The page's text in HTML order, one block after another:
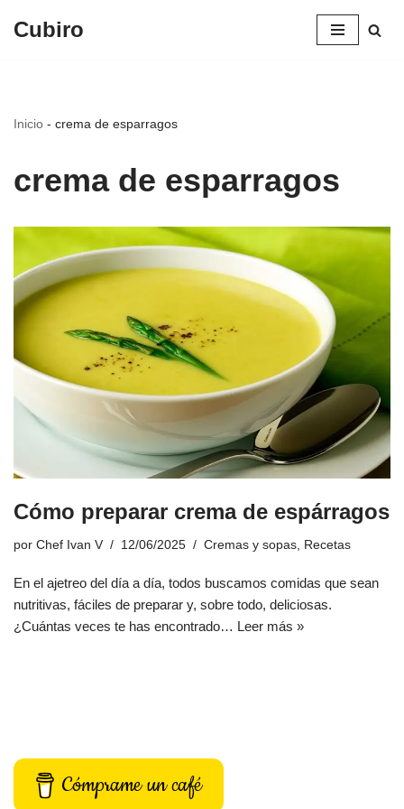
Cubiro
Inicio - crema de esparragos
crema de esparragos
Cómo preparar crema de espárragos
por Chef Ivan V 12/06/2025 Cremas y sopas Recetas
En el ajetreo del día a día, todos buscamos comidas que sean
nutritivas, fáciles de preparar y, sobre todo, deliciosas.
¿Cuántas veces te has encontrado… Leer más »
Cómprame un café